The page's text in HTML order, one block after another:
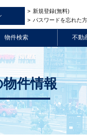
新規登録(無料)
パスワードを忘れた
物件検索 不動
件情報